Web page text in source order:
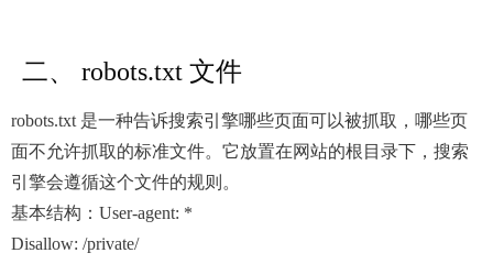
二、 robots.txt 文件
robots.txt 是一种告诉搜索引擎哪些页面可以被抓取，哪些页
面不允许抓取的标准文件。它放置在网站的根目录下，搜索
引擎会遵循这个文件的规则。
基本结构：User-agent: *
Disallow: /private/